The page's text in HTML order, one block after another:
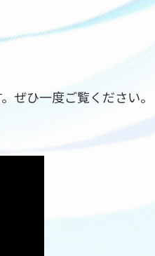
ぜひ一度ご覧ください。